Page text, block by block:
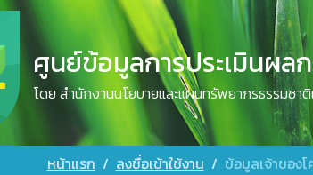
ศูนย์ข้อมูลการประเมินผล
โดย สำนักงานนโยบายและแผนทรัพยากรธรรมชา
หน้าแรก ลงชื่อเข้าใช้งาน ข้อมูลเจ้าของโ